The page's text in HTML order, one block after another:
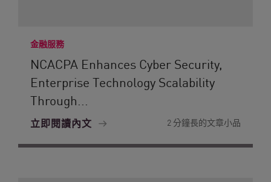
金融服務
NCACPA Enhances Cyber Security,
Enterprise Technology Scalability
Through...
立即閱讀內文 2 分鐘長的文章小品